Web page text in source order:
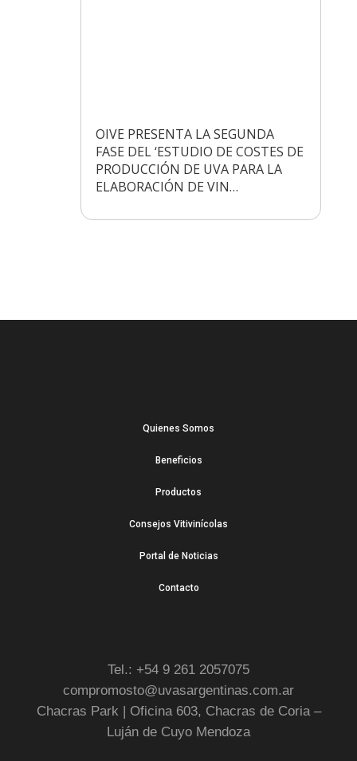
OIVE PRESENTA LA SEGUNDA
FASE DEL ‘ESTUDIO DE COSTES DE
PRODUCCIÓN DE UVA PARA LA
ELABORACIÓN DE VIN…
Quienes Somos
Beneficios
Productos
Consejos Vitivinícolas
Portal de Noticias
Contacto
Tel.: +54 9 261 2057075
compromosto@uvasargentinas.com.ar
Chacras Park | Oficina 603, Chacras de Coria –
Luján de Cuyo Mendoza